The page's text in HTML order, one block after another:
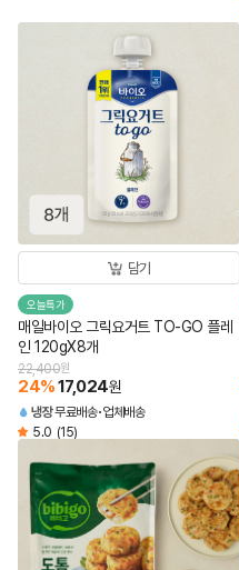
담기
오늘특가
매일바이오 그릭요거트 TO-GO 플레
인 120gX8개
22,400원
24%17,024원
냉장무료배송 업체배송
5.0 (15)